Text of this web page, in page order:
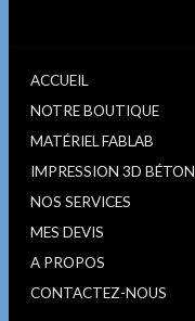
ACCUEIL
NOTRE BOUTIQUE
MATÉRIEL FABLAB
IMPRESSION 3D BÉTON
NOS SERVICES
MES DEVIS
A PROPOS
CONTACTEZ-NOUS